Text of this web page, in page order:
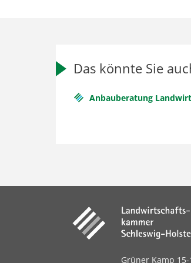
Das könnte Sie
Anbauberatung
Grüner Kamp 15-